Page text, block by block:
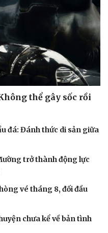
thể gây sốc rồi
đá: Đánh thức di sản giữa
trở thành động lực
vé tháng 8, đối đầu
chưa kể về bản tình